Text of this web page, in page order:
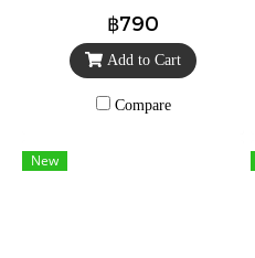
เน่ อควา แมท อินเทนซีฟ เซรั่ม
คุชชั่น 04. แทน ราคา 490.-
(จากปกติราคา 790.-) (เน้น
ที่เป็นผิว แบบไม่หนักหน้า)
฿790
Add to Cart
Compare
New